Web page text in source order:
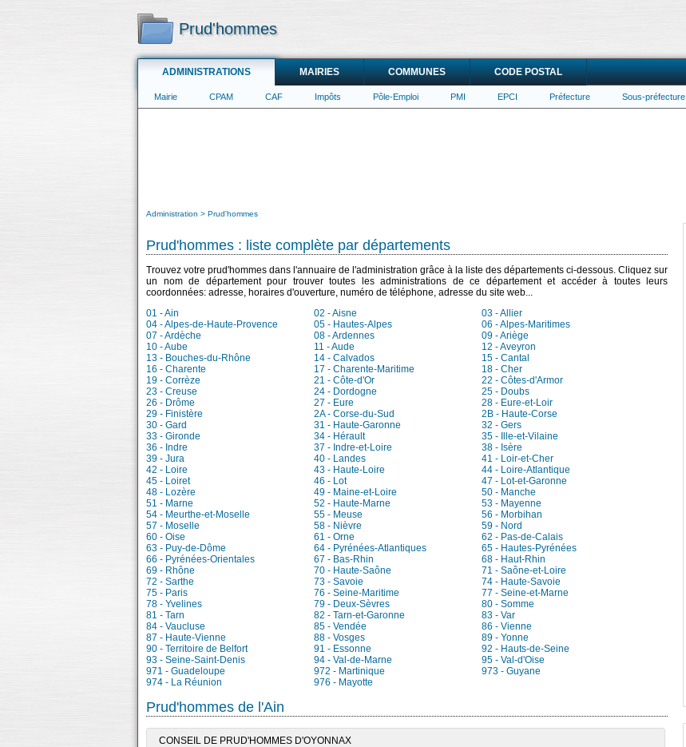
Prud'hommes
ADMINISTRATIONS MAIRIES COMMUNES CODE POSTAL
Mairie CPAM CAF Impôts Pôle-Emploi PMI EPCI Préfecture Sous-préfecture
Administration Prud'hommes
Prud'hommes : liste complète par départements
Trouvez votre prud'hommes dans l'annuaire de l'administration grâce à la liste des départements ci-dessous. Cliquez sur
un nom de département pour trouver toutes les administrations de ce département et accéder à toutes leurs
coordonnées: adresse, horaires d'ouverture, numéro de téléphone, adresse du site web...
01 - Ain
02 - Aisne
03 - Allier
04 - Alpes-de-Haute-Provence
05 - Hautes-Alpes
06 - Alpes-Maritimes
07 - Ardèche
08 - Ardennes
09 - Ariège
10 - Aube
11 - Aude
12 - Aveyron
13 - Bouches-du-Rhône
14 - Calvados
15 - Cantal
16 - Charente
17 - Charente-Maritime
18 - Cher
19 - Corrèze
21 - Côte-d'Or
22 - Côtes-d'Armor
23 - Creuse
24 - Dordogne
25 - Doubs
26 - Drôme
27 - Eure
28 - Eure-et-Loir
29 - Finistère
2A - Corse-du-Sud
2B - Haute-Corse
30 - Gard
31 - Haute-Garonne
32 - Gers
33 - Gironde
34 - Hérault
35 - Ille-et-Vilaine
36 - Indre
37 - Indre-et-Loire
38 - Isère
39 - Jura
40 - Landes
41 - Loir-et-Cher
42 - Loire
43 - Haute-Loire
44 - Loire-Atlantique
45 - Loiret
46 - Lot
47 - Lot-et-Garonne
48 - Lozère
49 - Maine-et-Loire
50 - Manche
51 - Marne
52 - Haute-Marne
53 - Mayenne
54 - Meurthe-et-Moselle
55 - Meuse
56 - Morbihan
57 - Moselle
58 - Nièvre
59 - Nord
60 - Oise
61 - Orne
62 - Pas-de-Calais
63 - Puy-de-Dôme
64 - Pyrénées-Atlantiques
65 - Hautes-Pyrénées
66 - Pyrénées-Orientales
67 - Bas-Rhin
68 - Haut-Rhin
69 - Rhône
70 - Haute-Saône
71 - Saône-et-Loire
72 - Sarthe
73 - Savoie
74 - Haute-Savoie
75 - Paris
76 - Seine-Maritime
77 - Seine-et-Marne
78 - Yvelines
79 - Deux-Sèvres
80 - Somme
81 - Tarn
82 - Tarn-et-Garonne
83 - Var
84 - Vaucluse
85 - Vendée
86 - Vienne
87 - Haute-Vienne
88 - Vosges
89 - Yonne
90 - Territoire de Belfort
91 - Essonne
92 - Hauts-de-Seine
93 - Seine-Saint-Denis
94 - Val-de-Marne
95 - Val-d'Oise
971 - Guadeloupe
972 - Martinique
973 - Guyane
974 - La Réunion
976 - Mayotte
Prud'hommes de l'Ain
CONSEIL DE PRUD'HOMMES D'OYONNAX